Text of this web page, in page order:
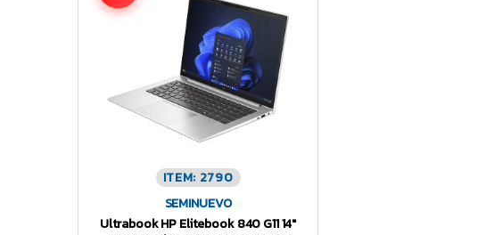
ITEM: 2790
SEMINUEVO
Ultrabook HP Elitebook 840 G11 14″